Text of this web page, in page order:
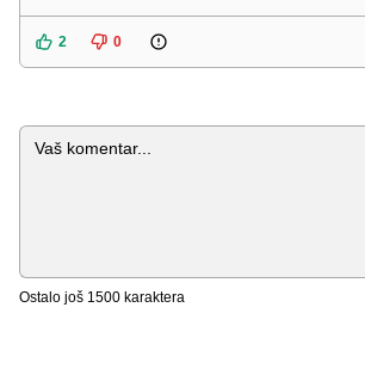
2 0
Komentar
Ostalo još 1500 karaktera